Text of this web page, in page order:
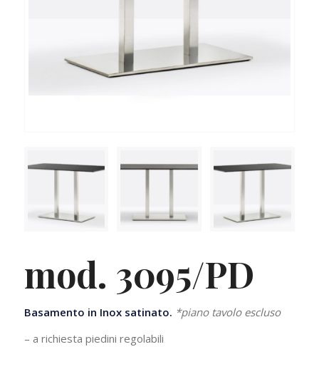
mod. 3095/PD
Basamento in Inox satinato. *piano tavolo escluso
– a richiesta piedini regolabili